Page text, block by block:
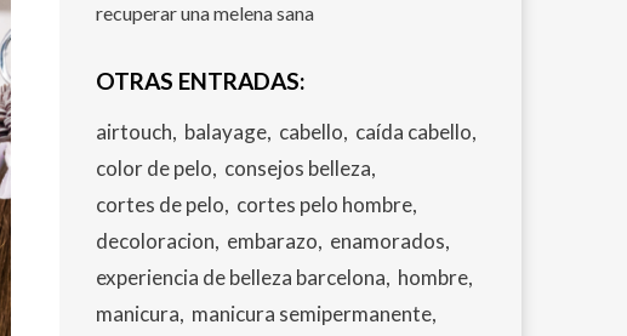
recuperar una melena sana
OTRAS ENTRADAS:
airtouch balayage cabello caída cabello
color de pelo consejos belleza
cortes de pelo cortes pelo hombre
decoloracion embarazo enamorados
experiencia de belleza barcelona hombre
manicura manicura semipermanente